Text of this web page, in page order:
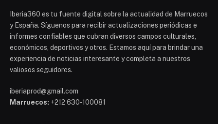
Iberia360 es tu fuente digital sobre la actualidad de Marruecos
y España. Síguenos para recibir actualizaciones periódicas e
informes confiables que cubran diversos campos culturales,
económicos, deportivos y otros. Estamos aquí para brindar una
experiencia de noticias interesante y completa a nuestros
valiosos seguidores.
iberiaprod@gmail.com
Marruecos: +212 630-100081